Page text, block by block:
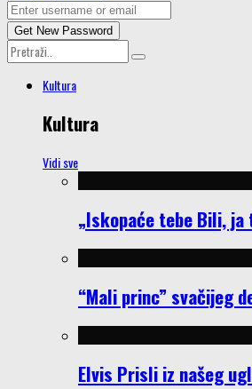
Kultura
Kultura
Vidi sve
„Iskopaće tebe Bili, ja
“Mali princ” svačijeg
Elvis Prisli iz našeg